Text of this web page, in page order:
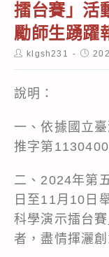
擂台賽」活
勵師生踴躍
Postklgsh231
Post
說明：
一、依據國立
推字第
二、2024年第
日至11月10日
科學演示擂台
者，盡情揮灑